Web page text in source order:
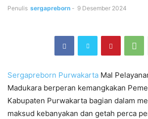
Penulis sergapreborn - 9 Desember 2024
Sergapreborn Purwakarta Mal
Madukara berperan kemangkakan
Kabupaten Purwakarta bagian dalam
maksud kebanyakan dan getah perca